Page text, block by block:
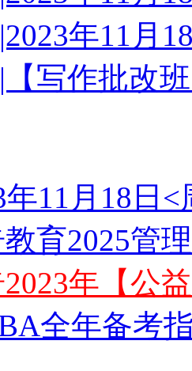
年11月
写作批改
年11月18日
育2025管
年【公
全年备考